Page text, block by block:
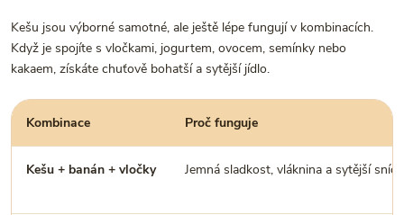
Kešu jsou výborné samotné, ale ještě lépe fungují v kombinacích.
Když je spojíte s vločkami, jogurtem, ovocem, semínky nebo
kakaem, získáte chuťově bohatší a sytější jídlo.
Kombinace Proč funguje
Kešu + banán + vločky Jemná sladkost, vláknina a sytější